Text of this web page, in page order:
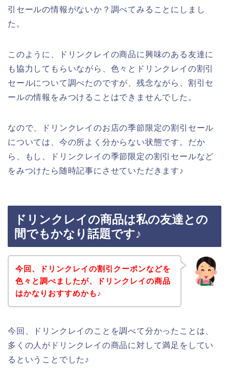
引セールの情報がないか？調べてみることにしまし
た。
このように、ドリンクレイの商品に興味のある友達に
も協力してもらいながら、色々とドリンクレイの割引
セールについて調べたのですが、残念ながら、割引セ
ールの情報をみつけることはできませんでした。
なので、ドリンクレイのお店の季節限定の割引セール
については、今の所よく分からない状態です。だか
ら、もし、ドリンクレイの季節限定の割引セールなど
をみつけたら随時記事にさせていただきます♪
ドリンクレイの商品は私の友達との
間でもかなり話題です♪
今回、ドリンクレイの割引クーポンなどを
色々と調べましたが、ドリンクレイの商品
はかなりおすすめかも♪
今回、ドリンクレイのことを調べて分かったことは、
多くの人がドリンクレイの商品に対して満足をしてい
るということでした♪